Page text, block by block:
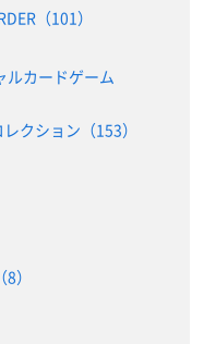
（101）
ルカードゲーム
クション（153）
）